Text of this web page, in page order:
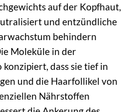
auf der Kopfhaut,
und entzündliche
behindern
Moleküle in der
dass sie tief in
und die Haarfollikel von
Nährstoffen